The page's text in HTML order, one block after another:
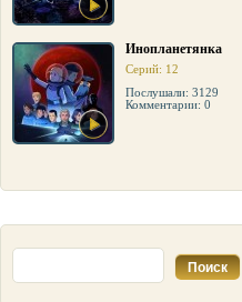
Инопланетянка
Серий: 12
Послушали: 3129
Комментарии: 0